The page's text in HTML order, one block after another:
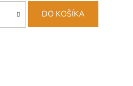
DO KOŠÍKA